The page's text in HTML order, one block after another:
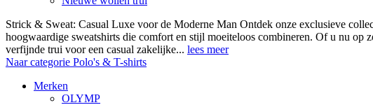
Strick & Sweat: Casual Luxe voor de Moderne Man Ontdek onze exclusieve
hoogwaardige sweatshirts die comfort en stijl moeiteloos combineren. Of u nu op
verfijnde trui voor een casual zakelijke... lees meer
Naar categorie Polo's & T-shirts
Merken
OLYMP